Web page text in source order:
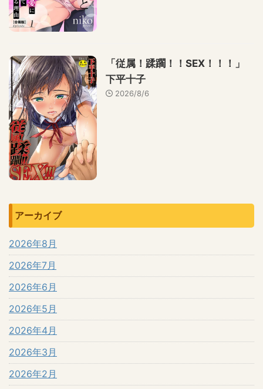
「従属！蹂躙！！SEX！！！」
下平十子
2026/8/6
アーカイブ
2026年8月
2026年7月
2026年6月
2026年5月
2026年4月
2026年3月
2026年2月